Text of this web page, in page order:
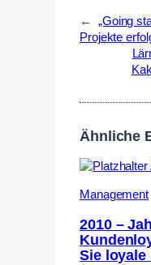
←
„Going
Projekte
Ähnliche
Management
2010 –
Sie